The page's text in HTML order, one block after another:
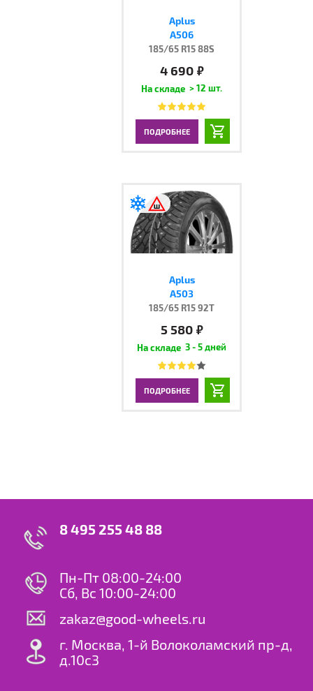
Aplus
A506
185/65 R15 88S
4 690 руб.
> 12 шт.
ПОДРОБНЕЕ
Aplus
A503
185/65 R15 92T
5 580 руб.
3 - 5 дней
ПОДРОБНЕЕ
8 495 255 48 88
Пн-Пт 08:00-24:00
Сб, Вс 10:00-24:00
zakaz@good-wheels.ru
г. Москва, 1-й Волоколамский пр-д,
д.10с3